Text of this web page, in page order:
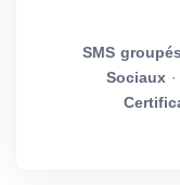
SMS groupés
Sociaux·